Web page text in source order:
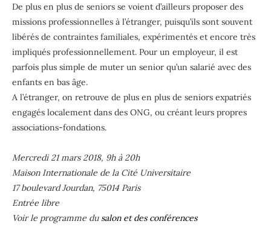
De plus en plus de seniors se voient d’ailleurs proposer des
missions professionnelles à l’étranger, puisqu’ils sont souvent
libérés de contraintes familiales, expérimentés et encore très
impliqués professionnellement. Pour un employeur, il est
parfois plus simple de muter un senior qu’un salarié avec des
enfants en bas âge.
A l’étranger, on retrouve de plus en plus de seniors expatriés
engagés localement dans des ONG, ou créant leurs propres
associations-fondations.
Mercredi 21 mars 2018, 9h à 20h
Maison Internationale de la Cité Universitaire
17 boulevard Jourdan, 75014 Paris
Entrée libre
Voir le programme du salon et des conférences